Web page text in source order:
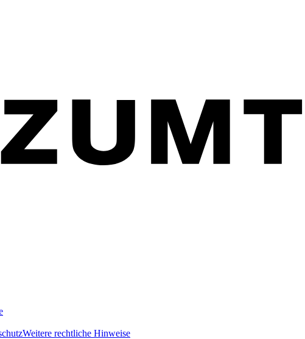
Weitere rechtliche Hinweise